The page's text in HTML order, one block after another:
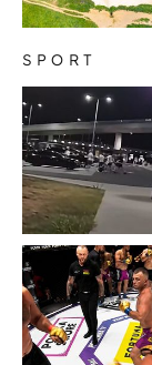
SPORT